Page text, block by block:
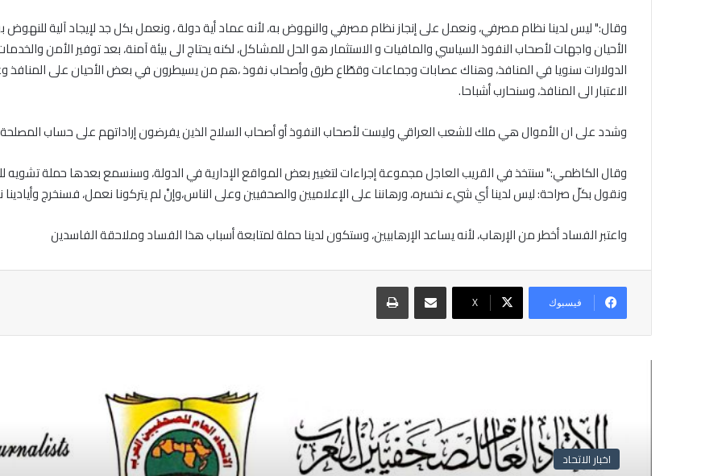
وقال:" ليس لدينا نظام مصرفي، ونعمل على إنجاز نظام مصرفي والنهوض به، لأنه عماد أية دولة ، ونعمل بكل جد لإيجاد آلية
الأحيان واجهات لأصحاب النفوذ السياسي والمافيات و الاستثمار هو الحل للمشاكل، لكنه يحتاج الى بيئة آمنة، بعد توفير الأمن
الدولارات سنويا في المنافذ، وهناك عصابات وجماعات وقطّاع طرق وأصحاب نفوذ ،هم من يسيطرون في بعض الأحيان على المنافذ
الاعتبار الى المنافذ، وسنحارب أشباحا.
وشدد على ان الأموال هي ملك للشعب العراقي وليست لأصحاب النفوذ أو أصحاب السلاح الذين يفرضون إراداتهم على حساب
وقال الكاظمي:" سنتخذ في القريب العاجل مجموعة إجراءات لتغيير بعض المواقع الإدارية في الدولة، وسنسمع بعدها حملة تشويه
ونقول بكلّ صراحة: ليس لدينا أي شيء نخسره، ورهاننا على الإعلاميين والصحفيين وعلى الناس،وإنْ لم يتركونا نعمل، فسنخرج
واعتبر الفساد أخطر من الإرهاب، لأنه يساعد الإرهابيين، وستكون لدينا حملة لمتابعة أسباب هذا الفساد وملاحقة الفاسدين
فيسبوك X
مشاركة عبر البريد طباعة
اخبار الاتحاد